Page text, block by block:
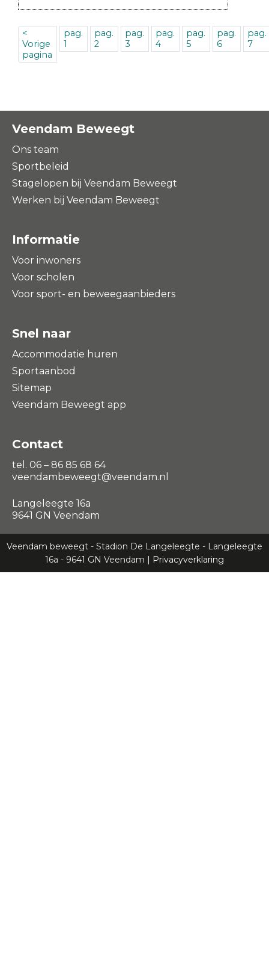
<
Vorige
pagina
pag.
1
pag.
2
pag.
3
pag.
4
pag.
5
pag.
6
pag.
7
Veendam Beweegt
Ons team
Sportbeleid
Stagelopen bij Veendam Beweegt
Werken bij Veendam Beweegt
Informatie
Voor inwoners
Voor scholen
Voor sport- en beweegaanbieders
Snel naar
Accommodatie huren
Sportaanbod
Sitemap
Veendam Beweegt app
Contact
tel. 06 – 86 85 68 64
veendambeweegt@veendam.nl
Langeleegte 16a
9641 GN Veendam
Veendam beweegt - Stadion De Langeleegte - Langeleegte
16a - 9641 GN Veendam | Privacyverklaring